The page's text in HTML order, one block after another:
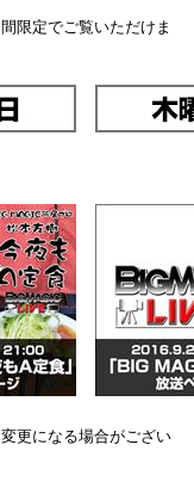
限定でご覧いただけま
更になる場合がござい